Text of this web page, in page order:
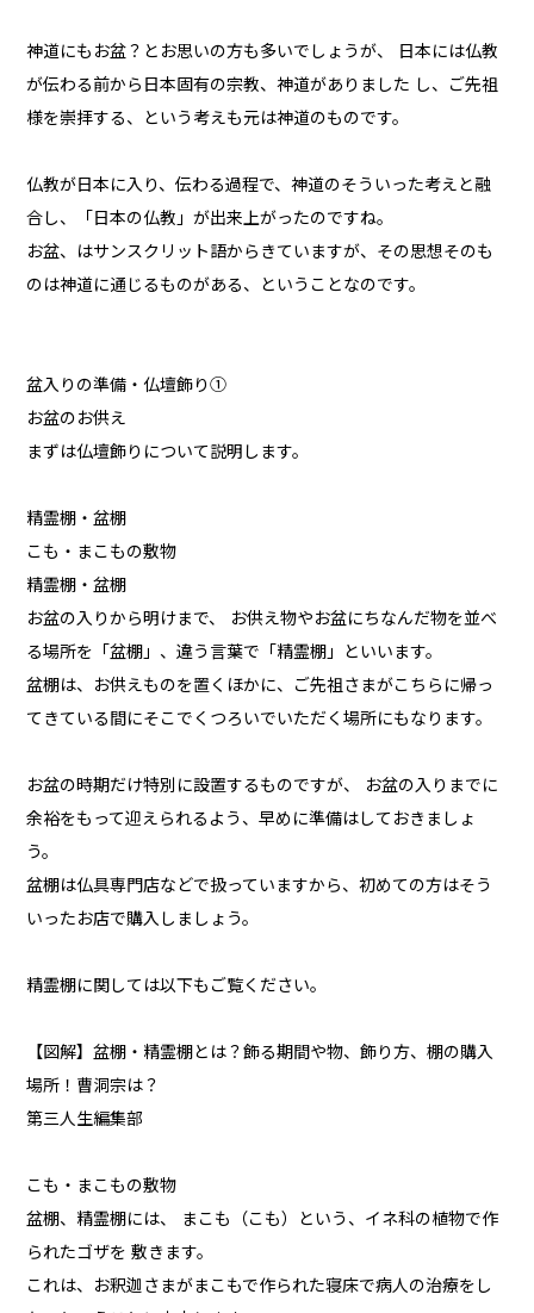
神道にもお盆？とお思いの方も多いでしょうが、 日本には仏教
が伝わる前から日本固有の宗教、神道がありました し、ご先祖
様を崇拝する、という考えも元は神道のものです。
仏教が日本に入り、伝わる過程で、神道のそういった考えと融
合し、「日本の仏教」が出来上がったのですね。
お盆、はサンスクリット語からきていますが、その思想そのも
のは神道に通じるものがある、ということなのです。
盆入りの準備・仏壇飾り①
お盆のお供え
まずは仏壇飾りについて説明します。
精霊棚・盆棚
こも・まこもの敷物
精霊棚・盆棚
お盆の入りから明けまで、 お供え物やお盆にちなんだ物を並べ
る場所を「盆棚」、違う言葉で「精霊棚」といいます。
盆棚は、お供えものを置くほかに、ご先祖さまがこちらに帰っ
てきている間にそこでくつろいでいただく場所にもなります。
お盆の時期だけ特別に設置するものですが、 お盆の入りまでに
余裕をもって迎えられるよう、早めに準備はしておきましょ
う。
盆棚は仏具専門店などで扱っていますから、初めての方はそう
いったお店で購入しましょう。
精霊棚に関しては以下もご覧ください。
【図解】盆棚・精霊棚とは？飾る期間や物、飾り方、棚の購入
場所！曹洞宗は？
第三人生編集部
こも・まこもの敷物
盆棚、精霊棚には、 まこも（こも）という、イネ科の植物で作
られたゴザを 敷きます。
これは、お釈迦さまがまこもで作られた寝床で病人の治療をし